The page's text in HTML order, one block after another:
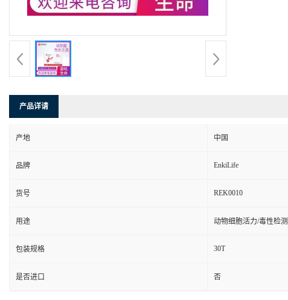
产品详请
产地 中国
品牌 EnkiLife
货号 REK0010
用途 动物细胞活力/毒性检测
包装规格 30T
是否进口 否